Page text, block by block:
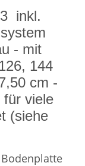
inkl.
- mit
144
cm -
für viele
(siehe